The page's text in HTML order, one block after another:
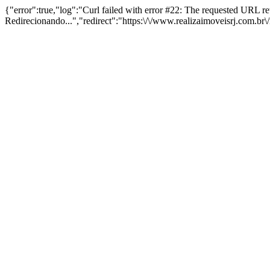
{"error":true,"log":"Curl failed with error #22: The requested URL
Redirecionando...","redirect":"https:\/\/